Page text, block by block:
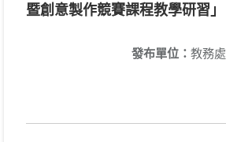
暨創意製作競賽課程教學研習」
發布單位： 教務處